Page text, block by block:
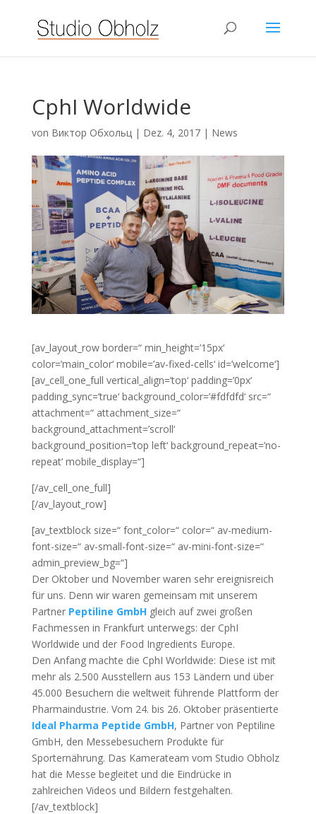
CphI Worldwide
von Виктор Обхольц| Dez. 4, 2017| News
[av_layout_row border=“ min_height=’15px‘
color=’main_color‘ mobile=’av-fixed-cells‘ id=’welcome‘]
[av_cell_one_full vertical_align=’top‘ padding=’0px‘
padding_sync=’true‘ background_color=’#fdfdfd‘ src=“
attachment=“ attachment_size=“
background_attachment=’scroll‘
background_position=’top left‘ background_repeat=’no-
repeat‘ mobile_display=“]
[/av_cell_one_full]
[/av_layout_row]
[av_textblock size=“ font_color=“ color=“ av-medium-
font-size=“ av-small-font-size=“ av-mini-font-size=“
admin_preview_bg=“]
Der Oktober und November waren sehr ereignisreich
für uns. Denn wir waren gemeinsam mit unserem
Partner Peptiline GmbHgleich auf zwei großen
Fachmessen in Frankfurt unterwegs: der CphI
Worldwide und der Food Ingredients Europe.
Den Anfang machte die CphI Worldwide: Diese ist mit
mehr als 2.500 Ausstellern aus 153 Ländern und über
45.000 Besuchern die weltweit führende Plattform der
Pharmaindustrie. Vom 24. bis 26. Oktober präsentierte
Ideal Pharma Peptide GmbH, Partner von Peptiline
GmbH, den Messebesuchern Produkte für
Sporternährung. Das Kamerateam vom Studio Obholz
hat die Messe begleitet und die Eindrücke in
zahlreichen Videos und Bildern festgehalten.
[/av_textblock]